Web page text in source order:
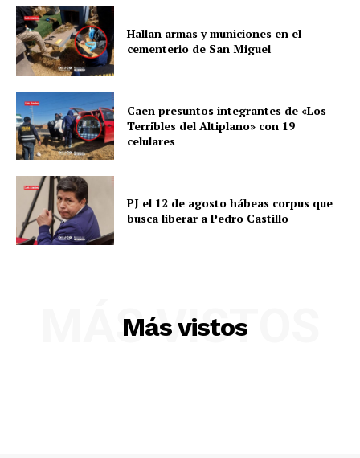
Hallan armas y municiones en el
cementerio de San Miguel
Caen presuntos integrantes de «Los
Terribles del Altiplano» con 19
celulares
PJ el 12 de agosto hábeas corpus que
busca liberar a Pedro Castillo
Más vistos
MÁS VISTOS